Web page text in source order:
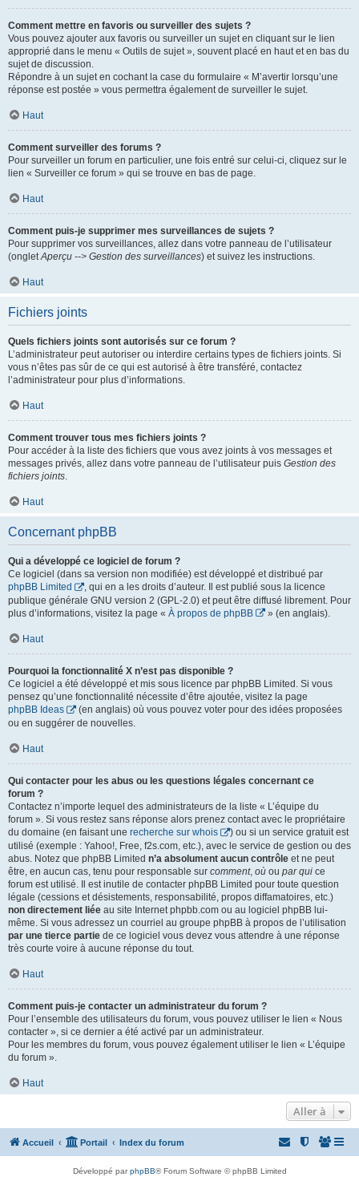
Comment mettre en favoris ou surveiller des sujets ?
Vous pouvez ajouter aux favoris ou surveiller un sujet en cliquant sur le lien
approprié dans le menu « Outils de sujet », souvent placé en haut et en bas du
sujet de discussion.
Répondre à un sujet en cochant la case du formulaire « M’avertir lorsqu’une
réponse est postée » vous permettra également de surveiller le sujet.
Haut
Comment surveiller des forums ?
Pour surveiller un forum en particulier, une fois entré sur celui-ci, cliquez sur le
lien « Surveiller ce forum » qui se trouve en bas de page.
Haut
Comment puis-je supprimer mes surveillances de sujets ?
Pour supprimer vos surveillances, allez dans votre panneau de l’utilisateur
(ongletAperçu --> Gestion des surveillances) et suivez les instructions.
Haut
Fichiers joints
Quels fichiers joints sont autorisés sur ce forum ?
L’administrateur peut autoriser ou interdire certains types de fichiers joints. Si
vous n’êtes pas sûr de ce qui est autorisé à être transféré, contactez
l’administrateur pour plus d’informations.
Haut
Comment trouver tous mes fichiers joints ?
Pour accéder à la liste des fichiers que vous avez joints à vos messages et
messages privés, allez dans votre panneau de l’utilisateur puis Gestion des
fichiers joints.
Haut
Concernant phpBB
Qui a développé ce logiciel de forum ?
Ce logiciel (dans sa version non modifiée) est développé et distribué par
phpBB Limited
, qui en a les droits d’auteur. Il est publié sous la licence
publique générale GNU version 2 (GPL-2.0) et peut être diffusé librement. Pour
plus d’informations, visitez la page « À propos de phpBB » (en anglais).
Haut
Pourquoi la fonctionnalité X n’est pas disponible ?
Ce logiciel a été développé et mis sous licence par phpBB Limited. Si vous
pensez qu’une fonctionnalité nécessite d’être ajoutée, visitez la page
phpBB Ideas
(en anglais) où vous pouvez voter pour des idées proposées
ou en suggérer de nouvelles.
Haut
Qui contacter pour les abus ou les questions légales concernant ce
forum ?
Contactez n’importe lequel des administrateurs de la liste « L’équipe du
forum ». Si vous restez sans réponse alors prenez contact avec le propriétaire
du domaine (en faisant une recherche sur whois
) ou si un service gratuit est
utilisé (exemple : Yahoo!, Free, f2s.com, etc.), avec le service de gestion ou des
abus. Notez que phpBB Limited n’a absolument aucun contrôle et ne peut
être, en aucun cas, tenu pour responsable sur comment, où ou par qui ce
forum est utilisé. Il est inutile de contacter phpBB Limited pour toute question
légale (cessions et désistements, responsabilité, propos diffamatoires, etc.)
non directement liée au site Internet phpbb.com ou au logiciel phpBB lui-
même. Si vous adressez un courriel au groupe phpBB à propos de l’utilisation
par une tierce partie de ce logiciel vous devez vous attendre à une réponse
très courte voire à aucune réponse du tout.
Haut
Comment puis-je contacter un administrateur du forum ?
Pour l’ensemble des utilisateurs du forum, vous pouvez utiliser le lien « Nous
contacter », si ce dernier a été activé par un administrateur.
Pour les membres du forum, vous pouvez également utiliser le lien « L’équipe
du forum ».
Haut
Aller à
Accueil Portail Index du forum
Développé parphpBB® Forum Software © phpBB Limited